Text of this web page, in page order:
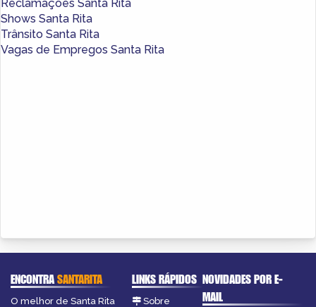
Reclamações Santa Rita
Shows Santa Rita
Trânsito Santa Rita
Vagas de Empregos Santa Rita
ENCONTRASANTARITA
O melhor de Santa Rita
LINKS RÁPIDOS
Sobre
NOVIDADES POR E-
MAIL